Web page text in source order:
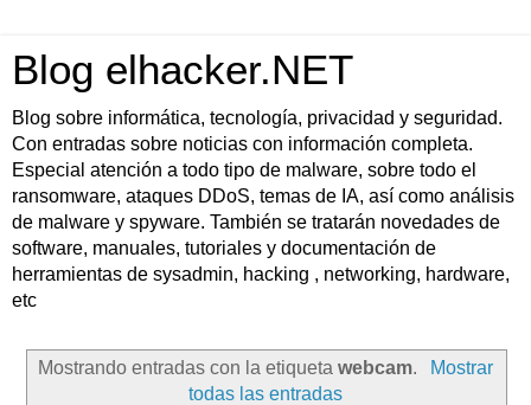
Blog elhacker.NET
Blog sobre informática, tecnología, privacidad y seguridad.
Con entradas sobre noticias con información completa.
Especial atención a todo tipo de malware, sobre todo el
ransomware, ataques DDoS, temas de IA, así como análisis
de malware y spyware. También se tratarán novedades de
software, manuales, tutoriales y documentación de
herramientas de sysadmin, hacking , networking, hardware,
etc
Mostrando entradas con la etiquetawebcam.
Mostrar
todas las entradas